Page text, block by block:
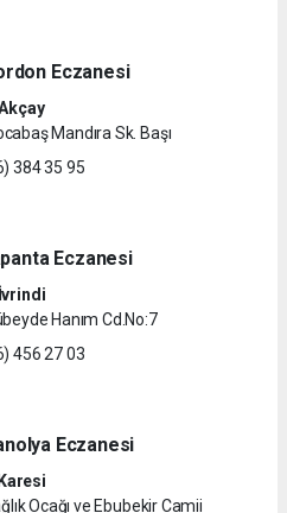
Eczanesi
Mandıra Sk. Başı
384 35 95
Eczanesi
İvrindi
Hanım Cd.No:7
456 27 03
Eczanesi
Karesi
Ocağı ve Ebubekir Camii